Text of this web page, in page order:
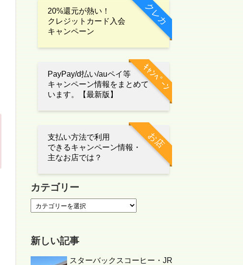
クレカ
20%還元が熱い！
クレジットカード入会
キャンペーン
ｷｬﾝﾍﾟｰﾝ
PayPay/d払い/auペイ等
キャンペーン情報をまとめて
います。【最新版】
お店
支払い方法で利用
できるキャンペーン情報・
主なお店では？
カテゴリー
新しい記事
スターバックスコーヒー・JR